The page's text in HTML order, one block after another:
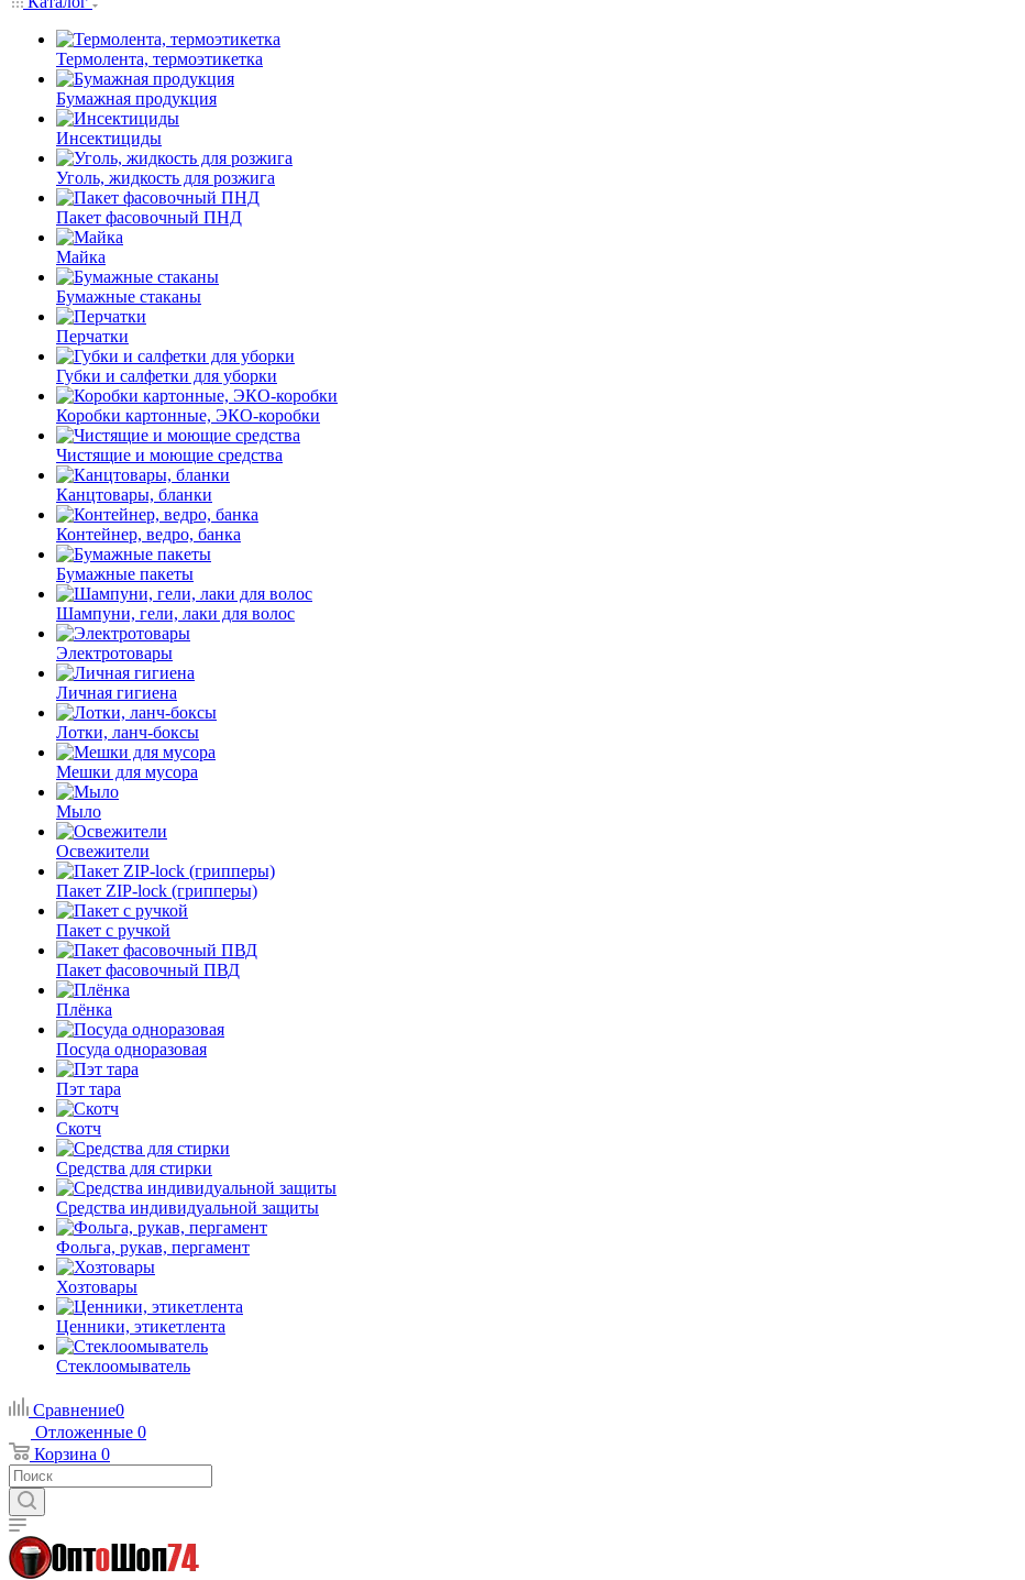
Термолента, термоэтикетка
Бумажная продукция
Инсектициды
Уголь, жидкость для розжига
Пакет фасовочный ПНД
Майка
Бумажные стаканы
Перчатки
Губки и салфетки для уборки
Коробки картонные, ЭКО-коробки
Чистящие и моющие средства
Канцтовары, бланки
Контейнер, ведро, банка
Бумажные пакеты
Шампуни, гели, лаки для волос
Электротовары
Личная гигиена
Лотки, ланч-боксы
Мешки для мусора
Мыло
Освежители
Пакет ZIP-lock (грипперы)
Пакет с ручкой
Пакет фасовочный ПВД
Плёнка
Посуда одноразовая
Пэт тара
Скотч
Средства для стирки
Средства индивидуальной защиты
Фольга, рукав, пергамент
Хозтовары
Ценники, этикетлента
Стеклоомыватель
Сравнение0
Отложенные 0
Корзина 0